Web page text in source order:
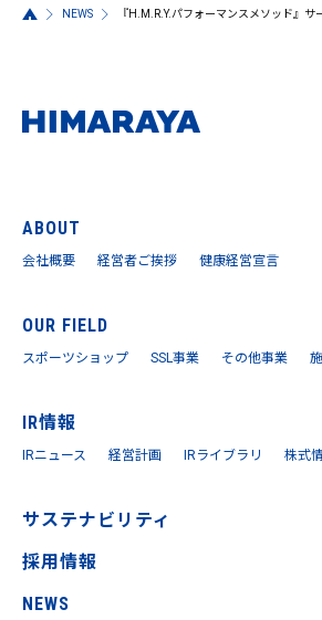
NEWS 『H.M.R.Y.パフォーマンスメソッド』
ABOUT
会社概要 経営者ご挨拶 健康経営宣言
OUR FIELD
スポーツショップ SSL事業 その他事業
IR情報
IRニュース 経営計画 IRライブラリ 株式
サステナビリティ
採用情報
NEWS